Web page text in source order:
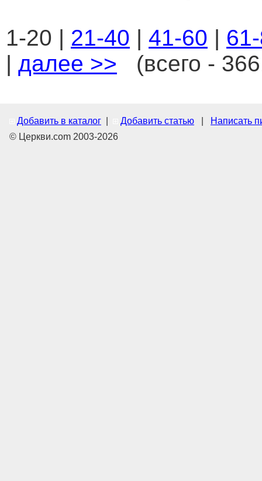
1-20 | 21-40 | 41-60 |
| далее >> (всего -
Добавить в каталог Добавить статью
Написать
© Церкви.com 2003-2026